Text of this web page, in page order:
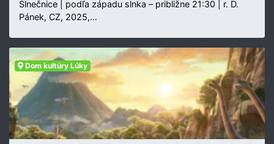
Slnečnice | podľa západu slnka – približne 21:30 | r. D.
Pánek, CZ, 2025,…
Dom kultúry Lúky